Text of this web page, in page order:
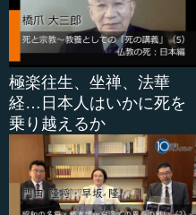
極楽往生、坐禅、法華
経…日本人はいかに死を
乗り越えるか